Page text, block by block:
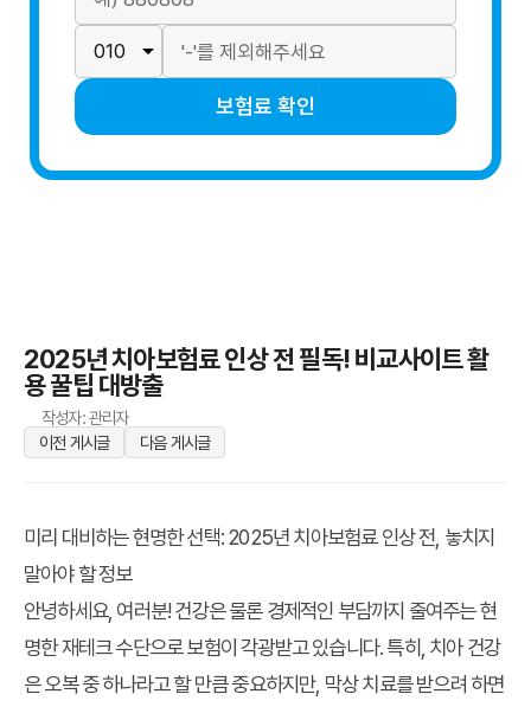
보험료 확인
2025년 치아보험료 인상 전 필독! 비교사이트 활
용 꿀팁 대방출
작성자: 관리자
이전 게시글
다음 게시글
미리 대비하는 현명한 선택: 2025년 치아보험료 인상 전, 놓치지
말아야 할 정보
안녕하세요, 여러분! 건강은 물론 경제적인 부담까지 줄여주는 현
명한 재테크 수단으로 보험이 각광받고 있습니다. 특히, 치아 건강
은 오복 중 하나라고 할 만큼 중요하지만, 막상 치료를 받으려 하면